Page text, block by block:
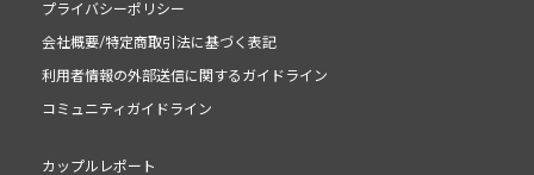
プライバシーポリシー
会社概要/特定商取引法に基づく表記
利用者情報の外部送信に関するガイドライン
コミュニティガイドライン
カップルレポート